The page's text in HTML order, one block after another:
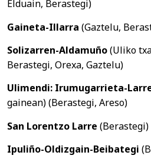
Elduain, Berastegi)
Gaineta-Illarra (Gaztelu,
Solizarren-Aldamuño(Uliko
Berastegi, Orexa, Gaztelu)
Ulimendi: Irumugarrieta-
gainean) (Berastegi, Areso)
San Lorentzo Larre (Berastegi)
Ipuliño-Oldizgain-Beibategi